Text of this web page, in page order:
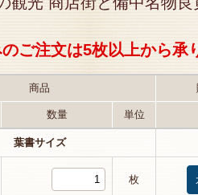
ご注文は5枚以上から承
商品
数量 単位
葉書サイズ
枚